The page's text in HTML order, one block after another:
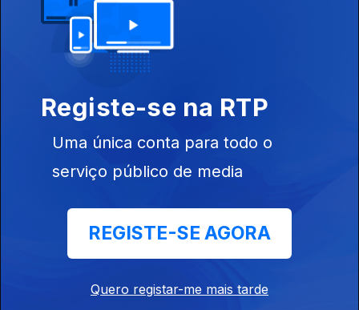
15h00 Edição Susana Lemos
07 ago. 2026
14h00 Edição Susana Lemos
07 ago. 2026
13h00 Edição Susana Lemos
12h00 Edição Susana Lemos
Registe-se na RTP
Uma única conta para todo o
serviço público de media
REGISTE-SE AGORA
Quero registar-me mais tarde